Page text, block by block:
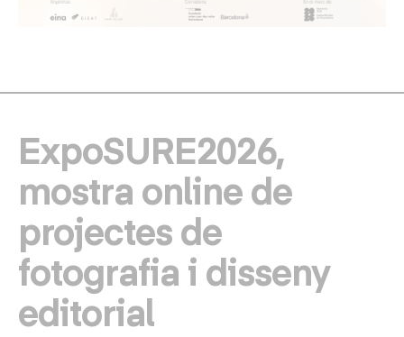
ExpoSURE2026,
mostra online de
projectes de
fotografia i disseny
editorial